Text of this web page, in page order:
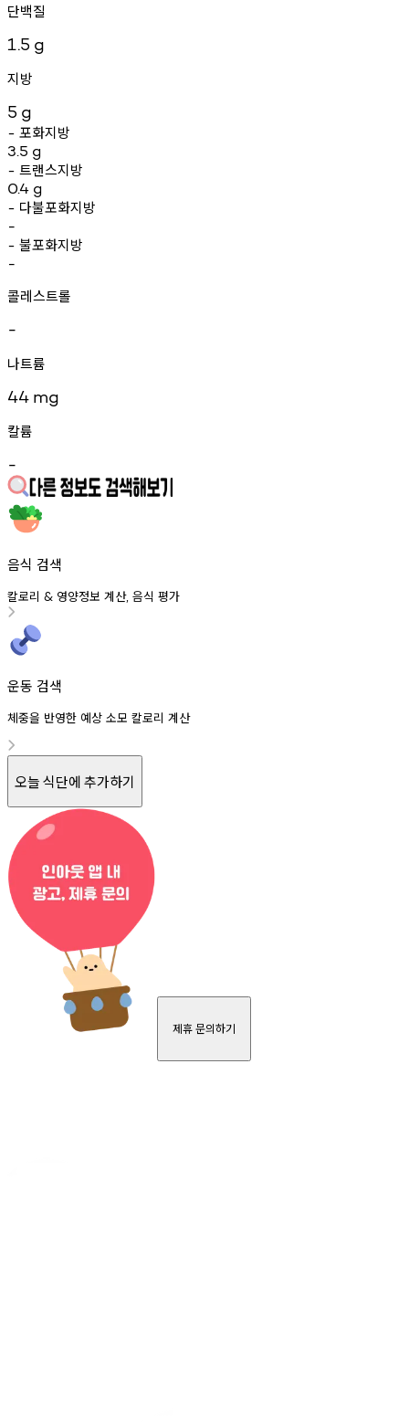
단백질
1.5 g
지방
5 g
- 포화지방
3.5 g
- 트랜스지방
0.4 g
- 다불포화지방
-
- 불포화지방
-
콜레스트롤
-
나트륨
44 mg
칼륨
-
음식 검색
칼로리 & 영양정보 계산, 음식 평가
운동 검색
체중을 반영한 예상 소모 칼로리 계산
오늘 식단에 추가하기
제휴 문의하기